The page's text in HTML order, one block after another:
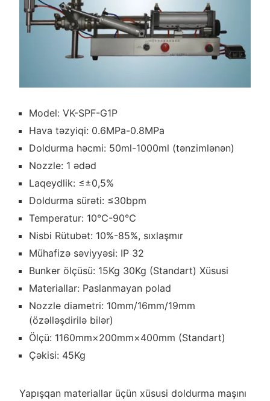
Model: VK-SPF-G1P
Hava təzyiqi: 0.6MPa-0.8MPa
Doldurma həcmi: 50ml-1000ml (tənzimlənən)
Nozzle: 1 ədəd
Laqeydlik: ≤±0,5%
Doldurma sürəti: ≤30bpm
Temperatur: 10℃-90℃
Nisbi Rütubət: 10%-85%, sıxlaşmır
Mühafizə səviyyəsi: IP 32
Bunker ölçüsü: 15Kg 30Kg (Standart) Xüsusi
Materiallar: Paslanmayan polad
Nozzle diametri: 10mm/16mm/19mm
(özəlləşdirilə bilər)
Ölçü: 1160mm×200mm×400mm (Standart)
Çəkisi: 45Kg
Yapışqan materiallar üçün xüsusi doldurma maşını